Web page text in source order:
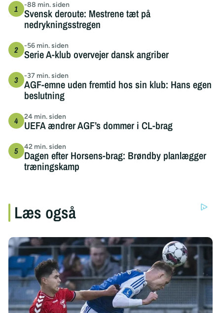
-88 min. siden
Svensk deroute: Mestrene tæt på
nedrykningsstregen
-56 min. siden
Serie A-klub overvejer dansk angriber
-37 min. siden
AGF-emne uden fremtid hos sin klub: Hans egen
beslutning
24 min. siden
UEFA ændrer AGF’s dommer i CL-brag
42 min. siden
Dagen efter Horsens-brag: Brøndby planlægger
træningskamp